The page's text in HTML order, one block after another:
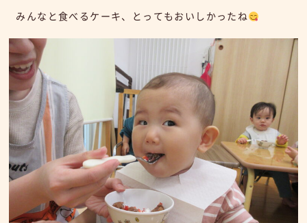
みんなと食べるケーキ、とってもおいしかったね